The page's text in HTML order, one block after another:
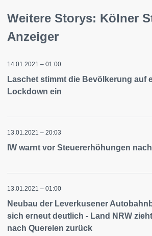
Weitere Storys: Kölner
Anzeiger
14.01.2021 – 01:00
Laschet stimmt die Bevölkerung auf
Lockdown ein
13.01.2021 – 20:03
IW warnt vor Steuererhöhungen
13.01.2021 – 01:00
Neubau der Leverkusener
sich erneut deutlich - Land NRW
nach Querelen zurück